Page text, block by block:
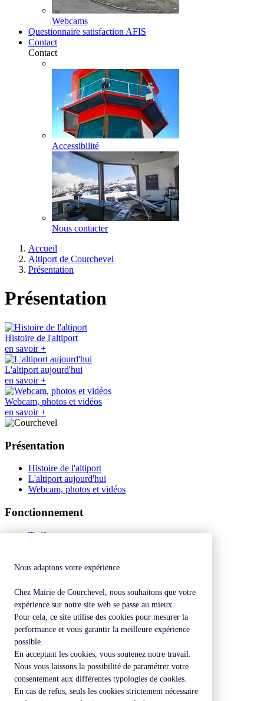
Nous adaptons votre expérience
Chez Mairie de Courchevel, nous souhaitons que votre
expérience sur notre site web se passe au mieux.
Pour cela, ce site utilise des cookies pour mesurer la
performance et vous garantir la meilleure expérience
possible.
En acceptant les cookies, vous soutenez notre travail.
Nous vous laissons la possibilité de paramétrer votre
consentement aux différentes typologies de cookies.
En cas de refus, seuls les cookies strictement nécessaire
Webcams
Questionnaire satisfaction AFIS
Contact
Contact
Accessibilité
Nous contacter
Accueil
Altiport de Courchevel
Présentation
Présentation
Histoire de l'altiport
en savoir +
L'altiport aujourd'hui
en savoir +
Webcam, photos et vidéos
en savoir +
Présentation
Histoire de l'altiport
L'altiport aujourd'hui
Webcam, photos et vidéos
Fonctionnement
Tarifs
NOTAM
Ecole de pilotage
Contact
Accessibilité
Nous contacter
Tél : 04 79 08 25 49
altiport@mairie-courchevel.com